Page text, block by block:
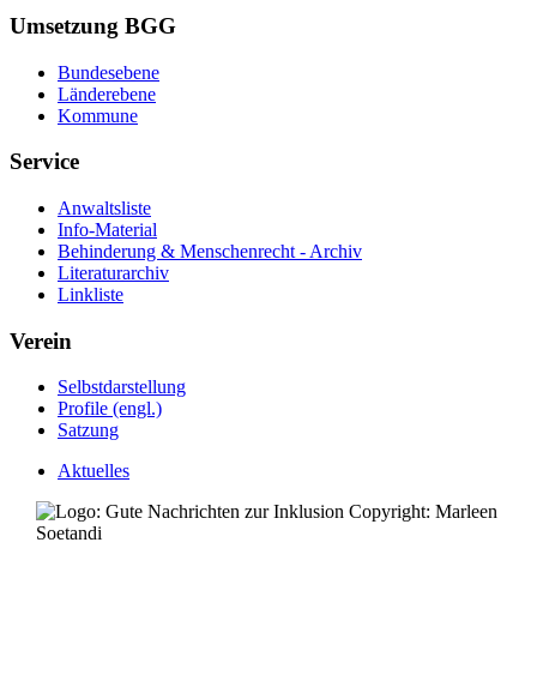
Umsetzung BGG
Bundesebene
Länderebene
Kommune
Service
Anwaltsliste
Info-Material
Behinderung & Menschenrecht - Archiv
Literaturarchiv
Linkliste
Verein
Selbstdarstellung
Profile (engl.)
Satzung
Aktuelles